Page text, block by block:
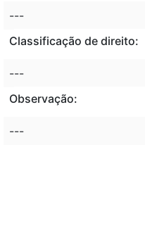
---
Classificação de direito:
---
Observação:
---